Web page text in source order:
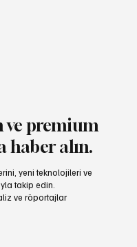
ve premium
haber alın.
yeni teknolojileri ve
takip edin.
ve röportajlar